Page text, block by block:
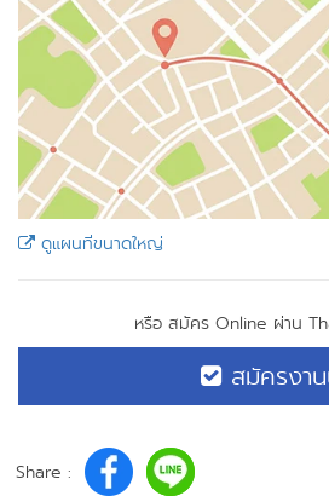
ดูแผนที่ขนาดใหญ่
หรือ สมัคร Online ผ่าน
สมัครงา
Share :